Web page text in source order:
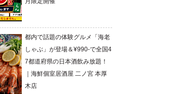
都内で話題の体験グルメ「海老
しゃぶ」が登場＆¥990-で全国4
7都道府県の日本酒飲み放題！
｜海鮮個室居酒屋 二ノ宮 本厚
木店